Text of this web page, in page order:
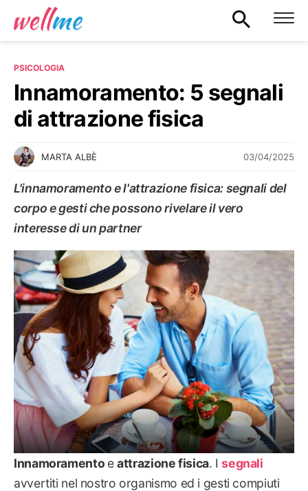
PSICOLOGIA
Innamoramento: 5 segnali
di attrazione fisica
MARTA ALBÈ 03/04/2025
L'innamoramento e l'attrazione fisica: segnali del
corpo e gesti che possono rivelare il vero
interesse di un partner
PSICOLOGIA
Innamoramento eattrazione fisica. Isegnali
avvertiti nel nostro organismo ed i gesti compiuti